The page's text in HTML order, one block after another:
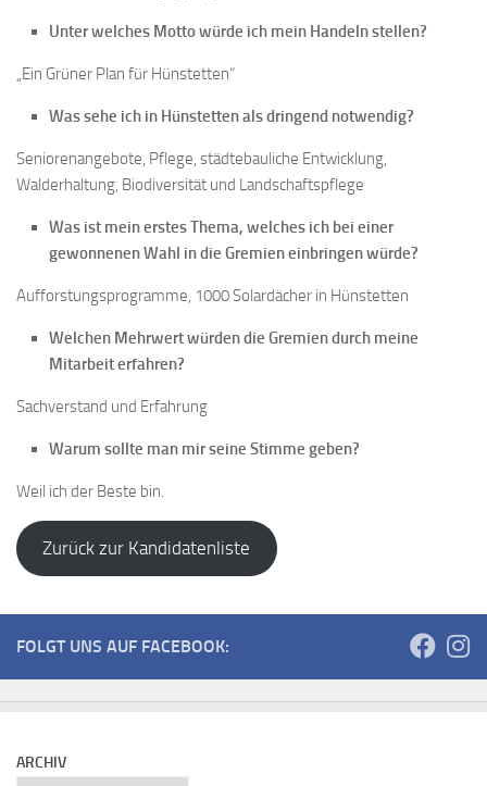
Unter welches Motto würde ich mein Handeln stellen?
„Ein Grüner Plan für Hünstetten“
Was sehe ich in Hünstetten als dringend notwendig?
Seniorenangebote, Pflege, städtebauliche Entwicklung,
Walderhaltung, Biodiversität und Landschaftspflege
Was ist mein erstes Thema, welches ich bei einer
gewonnenen Wahl in die Gremien einbringen würde?
Aufforstungsprogramme, 1000 Solardächer in Hünstetten
Welchen Mehrwert würden die Gremien durch meine
Mitarbeit erfahren?
Sachverstand und Erfahrung
Warum sollte man mir seine Stimme geben?
Weil ich der Beste bin.
Zurück zur Kandidatenliste
FOLGT UNS AUF FACEBOOK:
ARCHIV